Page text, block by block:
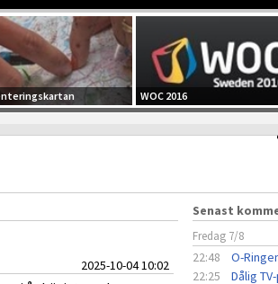
WOC 2016
2025-10-04 10:02
Senast
Fredag 7/8
22:48 O-
22:25
Dålig